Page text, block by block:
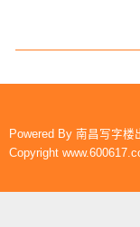
Powered By 南昌写字楼
Copyright